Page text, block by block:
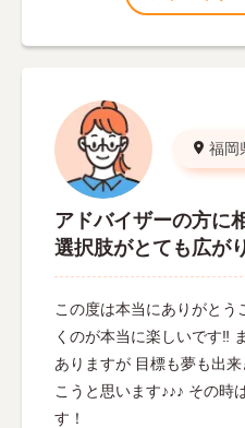
福岡
アドバイザーの方に
選択肢がとても広が
この度は本当にありがと
くのが本当に楽しいです‼︎
ありますが 目標も夢も出
こうと思います♪♪♪ その時
す！